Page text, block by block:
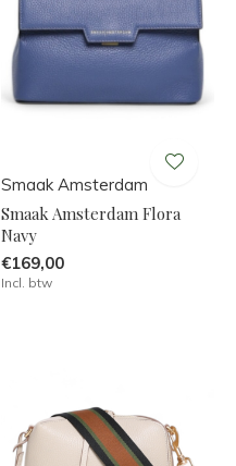
Smaak Amsterdam
Smaak Amsterdam Flora
Navy
€169,00
Incl. btw